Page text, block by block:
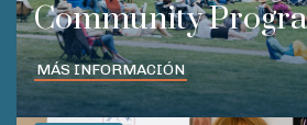
Community
MÁS INFORMACIÓN